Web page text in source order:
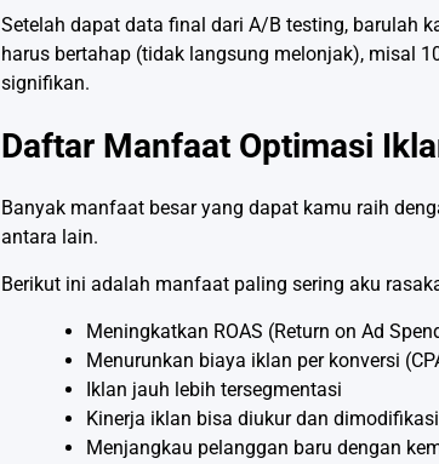
Setelah dapat data final dari A/B testing, barulah
harus bertahap (tidak langsung melonjak), misal
signifikan.
Daftar Manfaat Optimasi
Banyak manfaat besar yang dapat kamu raih
antara lain.
Berikut ini adalah manfaat paling sering aku
Meningkatkan ROAS (Return on Ad
Menurunkan biaya iklan per konversi
Iklan jauh lebih tersegmentasi
Kinerja iklan bisa diukur dan
Menjangkau pelanggan baru dengan